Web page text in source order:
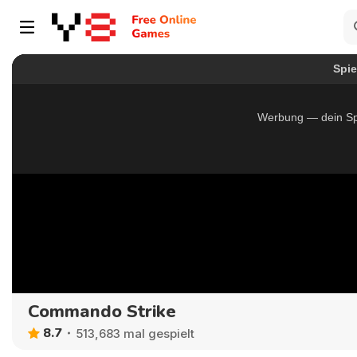
Commando Strike
8.7 513,683 mal gespielt